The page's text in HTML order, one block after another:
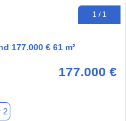
1 / 1
177.000 € 61 m²
177.000 €
2